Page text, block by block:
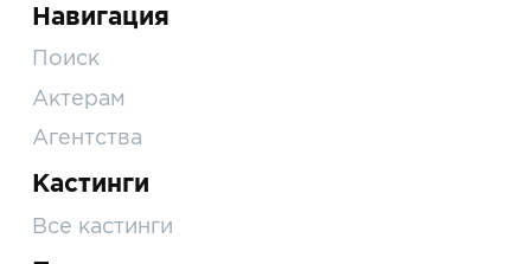
Навигация
Поиск
Актерам
Агентства
Кастинги
Все кастинги